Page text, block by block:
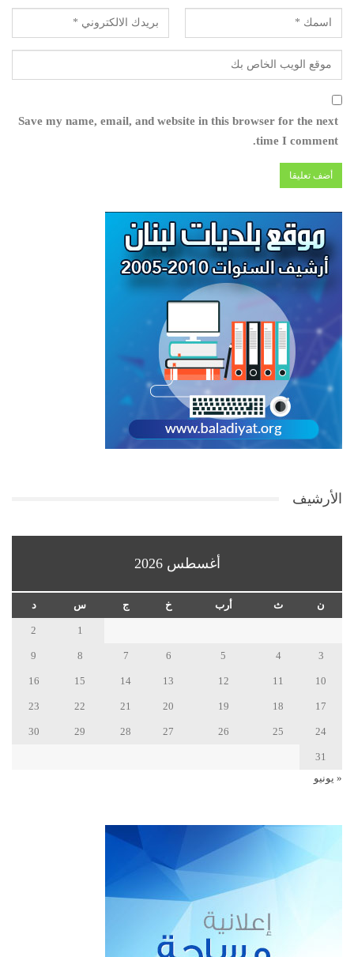
Save my name, email, and website in this browser for the next
time I comment.
الأرشيف
أغسطس 2026
ن ث أرب خ ج س د
1
2
3
4
5
6
7
8
9
10
11
12
13
14
15
16
17
18
19
20
21
22
23
24
25
26
27
28
29
30
31
« يونيو